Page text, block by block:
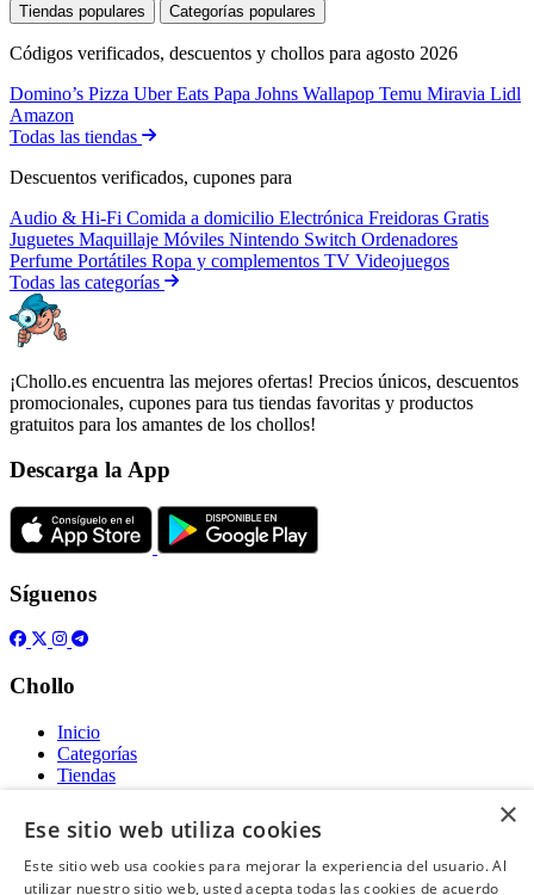
Tiendas populares Categorías populares
Códigos verificados, descuentos y chollos para agosto 2026
Domino’s Pizza Uber Eats Papa Johns Wallapop Temu Miravia Lidl
Amazon
Todas las tiendas
Descuentos verificados, cupones para
Audio & Hi-Fi Comida a domicilio Electrónica Freidoras Gratis
Juguetes Maquillaje Móviles Nintendo Switch Ordenadores
Perfume Portátiles Ropa y complementos TV Videojuegos
Todas las categorías
¡Chollo.es encuentra las mejores ofertas! Precios únicos, descuentos
promocionales, cupones para tus tiendas favoritas y productos
gratuitos para los amantes de los chollos!
Descarga la App
Síguenos
Chollo
Inicio
Categorías
Tiendas
Gratis
Acerca de
Sobre nosotros
×
Ese sitio web utiliza cookies
Este sitio web usa cookies para mejorar la experiencia del usuario. Al
utilizar nuestro sitio web, usted acepta todas las cookies de acuerdo